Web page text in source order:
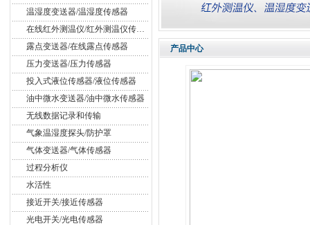
温湿度变送器/温湿度传感器
在线红外测温仪/红外测温仪传感器
露点变送器/在线露点传感器
压力变送器/压力传感器
投入式液位传感器/液位传感器
油中微水变送器/油中微水传感器
无线数据记录和传输
气象温湿度探头/防护罩
气体变送器/气体传感器
过程分析仪
水活性
接近开关/接近传感器
光电开关/光电传感器
产品中心